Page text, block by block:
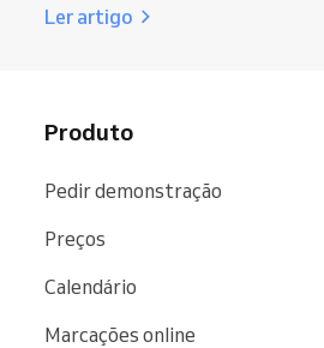
Ler artigo
Produto
Pedir demonstração
Preços
Calendário
Marcações online